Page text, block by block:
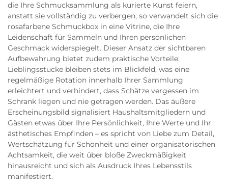
die Ihre Schmucksammlung als kurierte Kunst feiern,
anstatt sie vollständig zu verbergen; so verwandelt sich die
rosafarbene Schmuckbox in eine Vitrine, die Ihre
Leidenschaft für Sammeln und Ihren persönlichen
Geschmack widerspiegelt. Dieser Ansatz der sichtbaren
Aufbewahrung bietet zudem praktische Vorteile:
Lieblingsstücke bleiben stets im Blickfeld, was eine
regelmäßige Rotation innerhalb Ihrer Sammlung
erleichtert und verhindert, dass Schätze vergessen im
Schrank liegen und nie getragen werden. Das äußere
Erscheinungsbild signalisiert Haushaltsmitgliedern und
Gästen etwas über Ihre Persönlichkeit, Ihre Werte und Ihr
ästhetisches Empfinden – es spricht von Liebe zum Detail,
Wertschätzung für Schönheit und einer organisatorischen
Achtsamkeit, die weit über bloße Zweckmäßigkeit
hinausreicht und sich als Ausdruck Ihres Lebensstils
manifestiert.